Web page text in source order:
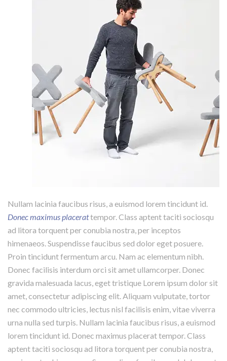
Nullam lacinia faucibus risus, a euismod lorem tincidunt id.
Donec maximus placerattempor. Class aptent taciti sociosqu
ad litora torquent per conubia nostra, per inceptos
himenaeos. Suspendisse faucibus sed dolor eget posuere.
Proin tincidunt fermentum arcu. Nam ac elementum nibh.
Donec facilisis interdum orci sit amet ullamcorper. Donec
gravida malesuada lacus, eget tristique Lorem ipsum dolor sit
amet, consectetur adipiscing elit. Aliquam vulputate, tortor
nec commodo ultricies, lectus nisl facilisis enim, vitae viverra
urna nulla sed turpis. Nullam lacinia faucibus risus, a euismod
lorem tincidunt id. Donec maximus placerat tempor. Class
aptent taciti sociosqu ad litora torquent per conubia nostra,